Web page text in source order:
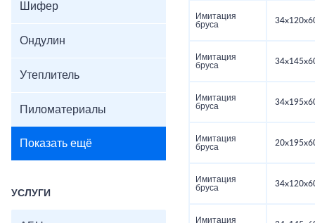
Шифер
Ондулин
Утеплитель
Пиломатериалы
Показать ещё
УСЛУГИ
Имитация
бруса
Имитация
бруса
Имитация
бруса
Имитация
бруса
Имитация
бруса
Имитация